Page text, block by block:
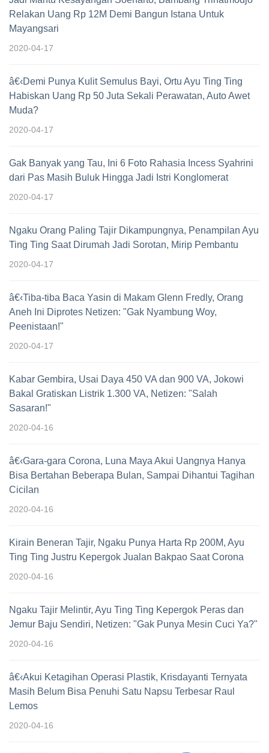
Relakan Uang Rp 12M Demi Bangun Istana Untuk
Mayangsari
2020-04-17
â€‹Demi Punya Kulit Semulus Bayi, Ortu Ayu Ting Ting
Habiskan Uang Rp 50 Juta Sekali Perawatan, Auto Awet
Muda?
2020-04-17
Gak Banyak yang Tau, Ini 6 Foto Rahasia Incess Syahrini
dari Pas Masih Buluk Hingga Jadi Istri Konglomerat
2020-04-17
Ngaku Orang Paling Tajir Dikampungnya, Penampilan Ayu
Ting Ting Saat Dirumah Jadi Sorotan, Mirip Pembantu
2020-04-17
â€‹Tiba-tiba Baca Yasin di Makam Glenn Fredly, Orang
Aneh Ini Diprotes Netizen: "Gak Nyambung Woy,
Peenistaan!"
2020-04-17
Kabar Gembira, Usai Daya 450 VA dan 900 VA, Jokowi
Bakal Gratiskan Listrik 1.300 VA, Netizen: "Salah
Sasaran!"
2020-04-16
â€‹Gara-gara Corona, Luna Maya Akui Uangnya Hanya
Bisa Bertahan Beberapa Bulan, Sampai Dihantui Tagihan
Cicilan
2020-04-16
Kirain Beneran Tajir, Ngaku Punya Harta Rp 200M, Ayu
Ting Ting Justru Kepergok Jualan Bakpao Saat Corona
2020-04-16
Ngaku Tajir Melintir, Ayu Ting Ting Kepergok Peras dan
Jemur Baju Sendiri, Netizen: "Gak Punya Mesin Cuci Ya?"
2020-04-16
â€‹Akui Ketagihan Operasi Plastik, Krisdayanti Ternyata
Masih Belum Bisa Penuhi Satu Napsu Terbesar Raul
Lemos
2020-04-16